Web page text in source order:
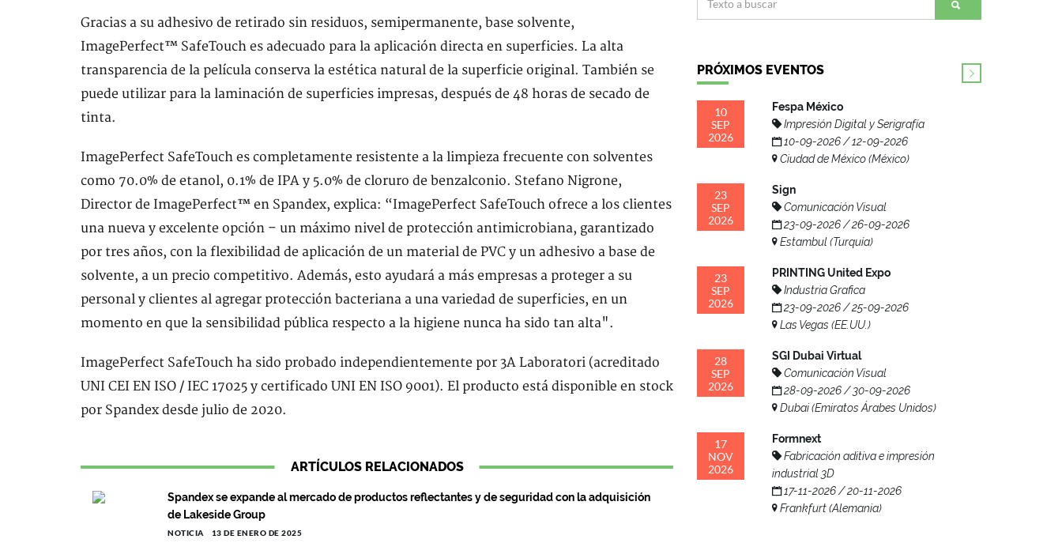
Gracias a su adhesivo de retirado sin residuos, semipermanente, base solvente,
ImagePerfect™ SafeTouch es adecuado para la aplicación directa en superficies. La alta
transparencia de la película conserva la estética natural de la superficie original. También se
puede utilizar para la laminación de superficies impresas, después de 48 horas de secado de
tinta.
ImagePerfect SafeTouch es completamente resistente a la limpieza frecuente con solventes
como 70.0% de etanol, 0.1% de IPA y 5.0% de cloruro de benzalconio. Stefano Nigrone,
Director de ImagePerfect™ en Spandex, explica: “ImagePerfect SafeTouch ofrece a los clientes
una nueva y excelente opción – un máximo nivel de protección antimicrobiana, garantizado
por tres años, con la flexibilidad de aplicación de un material de PVC y un adhesivo a base de
solvente, a un precio competitivo. Además, esto ayudará a más empresas a proteger a su
personal y clientes al agregar protección bacteriana a una variedad de superficies, en un
momento en que la sensibilidad pública respecto a la higiene nunca ha sido tan alta".
ImagePerfect SafeTouch ha sido probado independientemente por 3A Laboratori (acreditado
UNI CEI EN ISO / IEC 17025 y certificado UNI EN ISO 9001). El producto está disponible en stock
por Spandex desde julio de 2020.
ARTÍCULOS RELACIONADOS
Spandex se expande al mercado de productos reflectantes y de seguridad con la adquisición
de Lakeside Group
NOTICIA 13 DE ENERO DE 2025
PRÓXIMOS EVENTOS
10
SEP
2026
Fespa México
Impresión Digital y Serigrafía
10-09-2026 / 12-09-2026
Ciudad de México (México)
23
SEP
2026
Sign
Comunicación Visual
23-09-2026 / 26-09-2026
Estambul (Turquía)
23
SEP
2026
PRINTING United Expo
Industria Grafica
23-09-2026 / 25-09-2026
Las Vegas (EE.UU.)
28
SEP
2026
SGI Dubai Virtual
Comunicación Visual
28-09-2026 / 30-09-2026
Dubai (Emiratos Árabes Unidos)
17
NOV
2026
Formnext
Fabricación aditiva e impresión
industrial 3D
17-11-2026 / 20-11-2026
Frankfurt (Alemania)